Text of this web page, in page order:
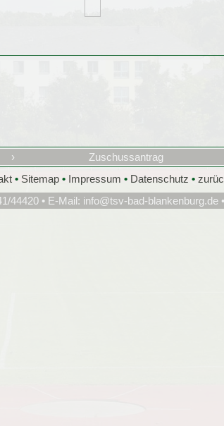
›
Zuschussantrag
• Sitemap • Impressum • Datenschutz •
44420 • E-Mail: info@tsv-bad-blankenburg.de•